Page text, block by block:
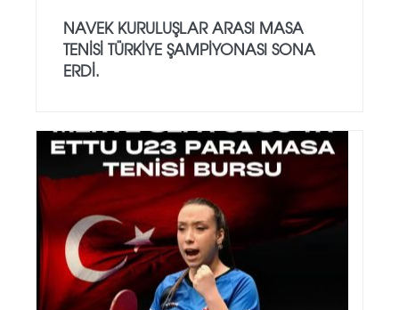
NAVEK KURULUŞLAR ARASI MASA
TENISI TÜRKIYE ŞAMPIYONASI SONA
ERDI.